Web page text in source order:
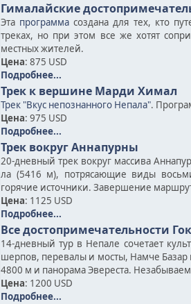
Гималайские
Эта программа создана для тех, кто
треках, но при этом все же хотят
местных жителей.
Цена: 875 USD
Подробнее...
Трек к вершине Марди Химал
Трек "Вкус непознанного Непала".
Цена: 975 USD
Подробнее...
Трек вокруг Аннапурны
20-дневный трек вокруг массива
ла (5416 м), потрясающие виды
горячие источники. Завершение
Цена: 1125 USD
Подробнее...
Все достопримечательности
14-дневный тур в Непале сочетает
шерпов, перевалы и мосты, Намче
4800 м и панорама Эвереста.
Цена: 1200 USD
Подробнее...